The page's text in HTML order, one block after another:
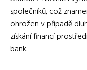
společníků, což
ohrožen v případě
získání financí
bank.